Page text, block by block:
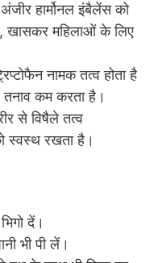
हार्मोनल इंबैलेंस को
खासकर महिलाओं के लिए
नामक तत्व होता है
तनाव कम करता है।
से विषैले तत्व
स्वस्थ रखता है।
दें।
भी पी लें।